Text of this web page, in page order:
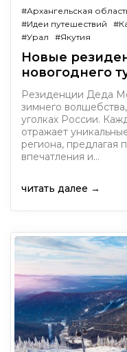
#Архангельская
#Идеи путешествий
#Урал
#Якутия
Новые
новогоднего
Резиденции Деда
зимнего
уголках России.
отражает
региона, предлагая
впечатления и…
читать далее →